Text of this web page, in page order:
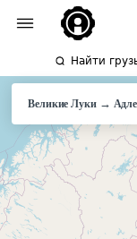
Найти
Великие Луки→